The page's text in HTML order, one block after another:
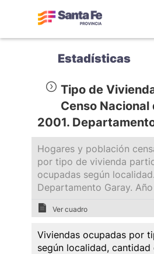
Estadísticas
Tipo de
Censo Nacional
2001.
Hogares y población
por tipo de vivienda
ocupadas según localidad.
Departamento Garay.
Ver cuadro
Viviendas ocupadas por
según localidad, cantidad